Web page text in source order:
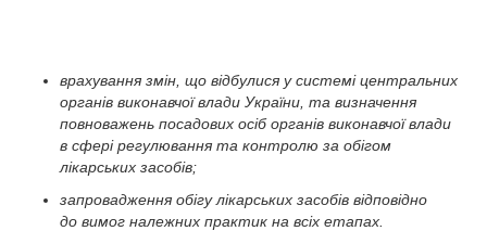
врахування змін, що відбулися у системі центральних
органів виконавчої влади України, та визначення
повноважень посадових осіб органів виконавчої влади
в сфері регулювання та контролю за обігом
лікарських засобів;
запровадження обігу лікарських засобів відповідно
до вимог належних практик на всіх етапах.